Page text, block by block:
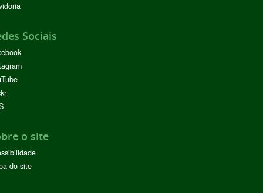
Sociais
o site
do site